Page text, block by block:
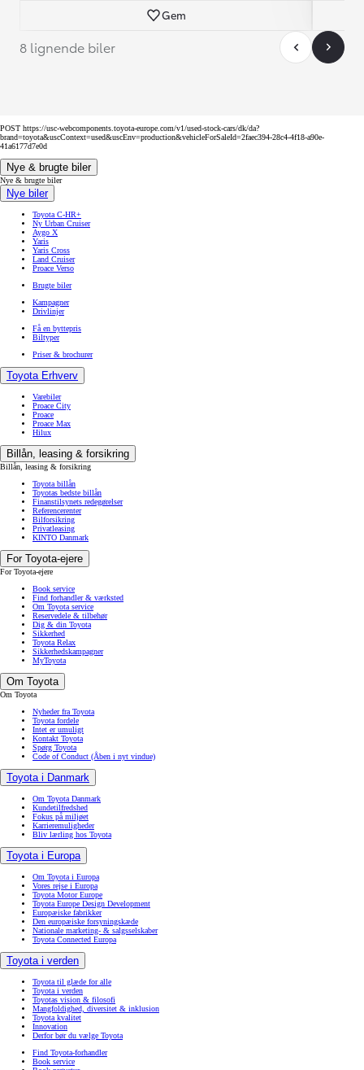
Gem
8 lignende biler
POST https://usc-webcomponents.toyota-europe.com/v1/used-stock-cars/dk/da?
brand=toyota&uscContext=used&uscEnv=production&vehicleForSaleId=2faec394-28c4-4f18-a90e-
41a6177d7e0d
Nye & brugte biler
Nye & brugte biler
Nye biler
Toyota C-HR+
Ny Urban Cruiser
Aygo X
Yaris
Yaris Cross
Land Cruiser
Proace Verso
Brugte biler
Kampagner
Drivlinjer
Få en byttepris
Biltyper
Priser & brochurer
Toyota Erhverv
Varebiler
Proace City
Proace
Proace Max
Hilux
Billån, leasing & forsikring
Billån, leasing & forsikring
Toyota billån
Toyotas bedste billån
Finanstilsynets redegørelser
Referencerenter
Bilforsikring
Privatleasing
KINTO Danmark
For Toyota-ejere
For Toyota-ejere
Book service
Find forhandler & værksted
Om Toyota service
Reservedele & tilbehør
Dig & din Toyota
Sikkerhed
Toyota Relax
Sikkerhedskampagner
MyToyota
Om Toyota
Om Toyota
Nyheder fra Toyota
Toyota fordele
Intet er umuligt
Kontakt Toyota
Spørg Toyota
Code of Conduct (Åben i nyt vindue)
Toyota i Danmark
Om Toyota Danmark
Kundetilfredshed
Fokus på miljøet
Karrieremuligheder
Bliv lærling hos Toyota
Toyota i Europa
Om Toyota i Europa
Vores rejse i Europa
Toyota Motor Europe
Toyota Europe Design Development
Europæiske fabrikker
Den europæiske forsyningskæde
Nationale marketing- & salgsselskaber
Toyota Connected Europa
Toyota i verden
Toyota til glæde for alle
Toyota i verden
Toyotas vision & filosofi
Mangfoldighed, diversitet & inklusion
Toyota kvalitet
Innovation
Derfor bør du vælge Toyota
Find Toyota-forhandler
Book service